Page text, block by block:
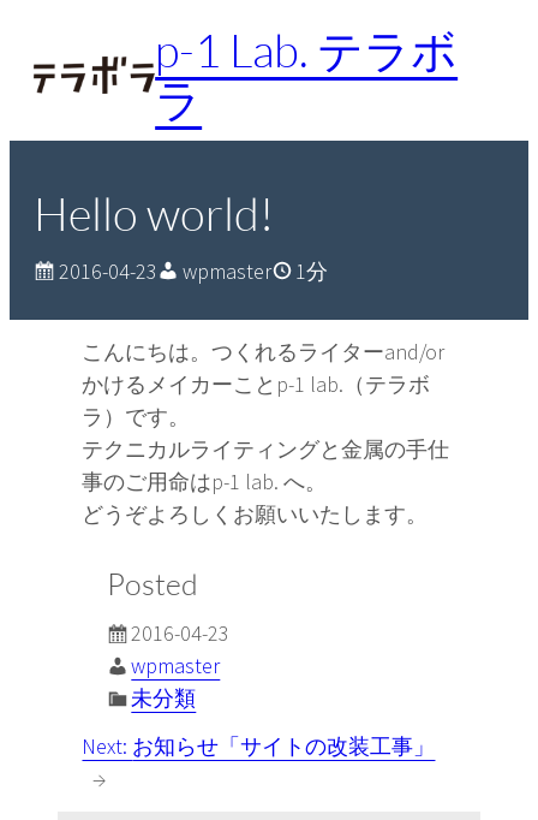
p-1 Lab. テラボ
ラ
Hello world!
2016-04-23 wpmaster 1分
こんにちは。つくれるライターand/or
かけるメイカーことp-1 lab.（テラボ
ラ）です。
テクニカルライティングと金属の手仕
事のご用命はp-1 lab. へ。
どうぞよろしくお願いいたします。
Posted
2016-04-23
wpmaster
未分類
Next: お知らせ「サイトの改装工事」
→